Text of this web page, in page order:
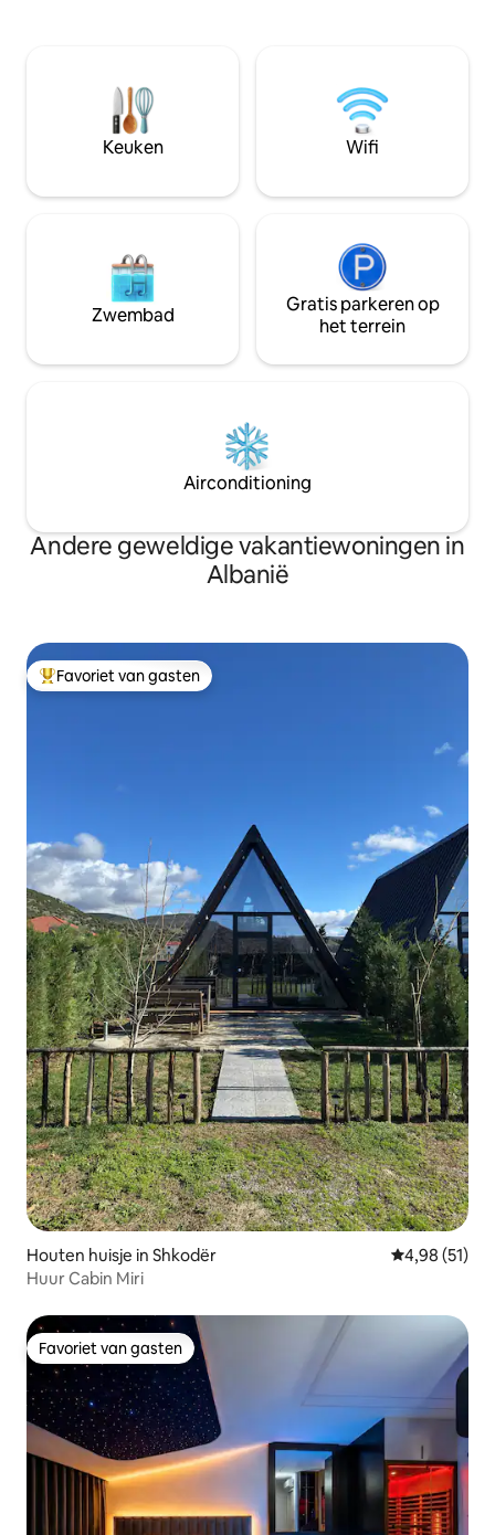
einde van de weg (het gebied is zand,
normale auto's kunnen er niet komen)
Een unieke, veilige en vredige
natuurervaring in Albanië!
perfect voor
airconditioning,
aan het zwembad, tuin. Gasten
ook buiten
Keuken Wifi
Zwembad
Gratis parkeren op
het terrein
Airconditioning
Andere geweldige vakantiewoningen in
Albanië
Topfavoriet van gasten
Favoriet van gasten
Houten huisje in Shkodër Gemiddelde
4,98 (51)
Huur Cabin Miri
Favoriet van gasten
Favoriet van gasten